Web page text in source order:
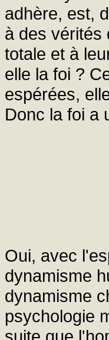
adhère, est,
à des vérités
totale et à
elle la foi ?
espérées,
Donc la foi a
Oui, avec
dynamisme
dynamisme
psychologie
suite que